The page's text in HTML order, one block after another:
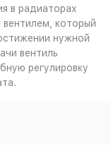
в радиаторах
вентилем, который
нужной
вентиль
регулировку